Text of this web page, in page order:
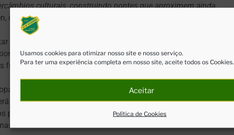
Usamos cookies para otimizar nosso site e nosso serviço.
Para ter uma experiência completa em nosso site, aceite todos os Cookies.
Aceitar
Política de Cookies
culturais, construindo pontes que aproximem ainda
considerado “Embaixador da Amizade China-Brasil”.
Jaú, reconhecida nacionalmente como a “terra do calçado
reforçando seu compromisso com a formação esportiva,
frentes de relacionamento.
São Paulo e de preparação do elenco profissional para a
representado por atletas selecionados com disponibilidade
plantéis da equipe profissional e do Sub-20 focados e